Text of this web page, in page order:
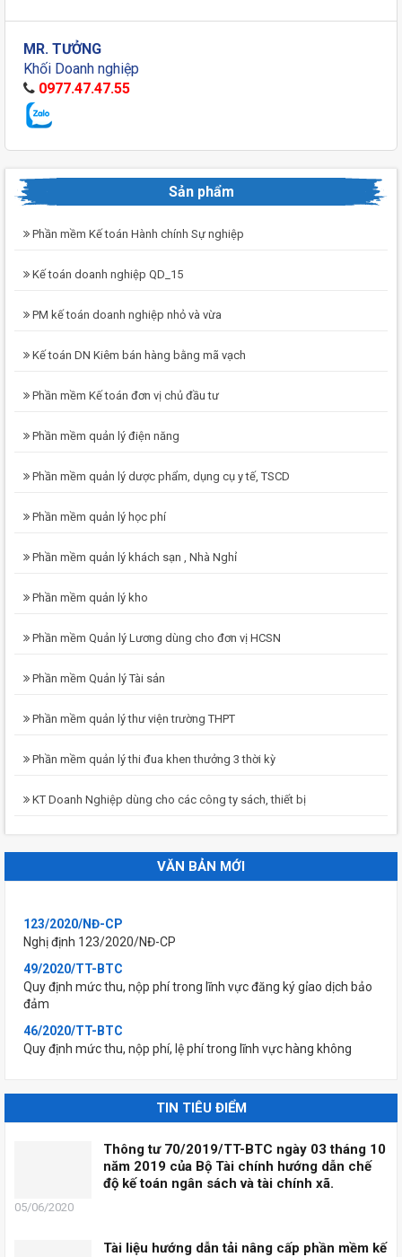
MR. TƯỞNG
Khối Doanh nghiệp
0977.47.47.55
Sản phẩm
Phần mềm Kế toán Hành chính Sự nghiệp
Kế toán doanh nghiệp QD_15
PM kế toán doanh nghiệp nhỏ và vừa
Kế toán DN Kiêm bán hàng bằng mã vạch
Phần mềm Kế toán đơn vị chủ đầu tư
Phần mềm quản lý điện năng
Phần mềm quản lý dược phẩm, dụng cụ y tế, TSCD
Phần mềm quản lý học phí
Phần mềm quản lý khách sạn , Nhà Nghỉ
Phần mềm quản lý kho
Phần mềm Quản lý Lương dùng cho đơn vị HCSN
Phần mềm Quản lý Tài sản
Phần mềm quản lý thư viện trường THPT
Phần mềm quản lý thi đua khen thưởng 3 thời kỳ
KT Doanh Nghiệp dùng cho các công ty sách, thiết bị
VĂN BẢN MỚI
49/2020/TT-BTC
đảm
46/2020/TT-BTC
45/2020/TT-BTC
vụ hạn chế kinh doanh; hàng hoá, dịch vụ kinh doanh có đỉều
kiện thuộc lĩnh vực thương mại và lệ phí cấp Giấy phép thành
lập Sở Giao dịch...
43/2020/TT-BTC
kinh doanh để cấp giấy phép xuất bản, lệ phí cấp giấy phép
TIN TIÊU ĐIỂM
Thông tư 70/2019/TT-BTC ngày 03 tháng 10
năm 2019 của Bộ Tài chính hướng dẫn chế
độ kế toán ngân sách và tài chính xã.
05/06/2020
Tài liệu hướng dẫn tải nâng cấp phần mềm kế